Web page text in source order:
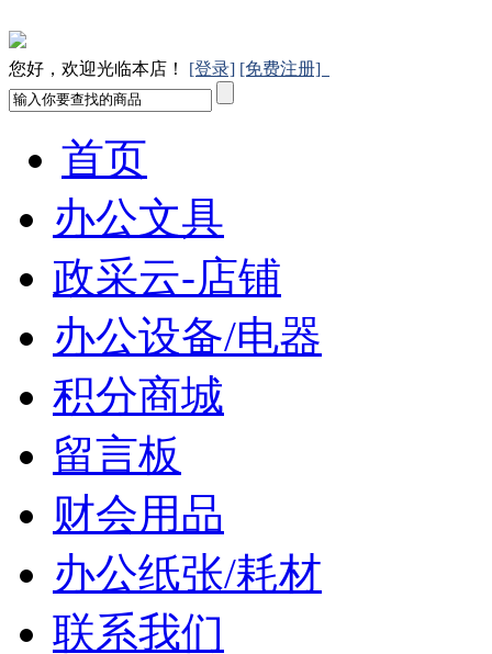
您好，欢迎光临本店！ [登录] [免费注册]
首页
办公文具
政采云-店铺
办公设备/电器
积分商城
留言板
财会用品
办公纸张/耗材
联系我们